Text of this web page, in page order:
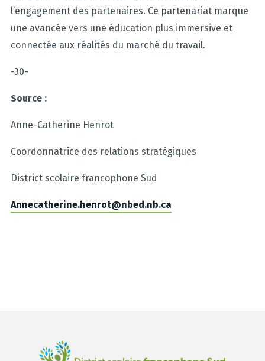
l’engagement des partenaires. Ce partenariat marque
une avancée vers une éducation plus immersive et
connectée aux réalités du marché du travail.
-30-
Source :
Anne-Catherine Henrot
Coordonnatrice des relations stratégiques
District scolaire francophone Sud
Annecatherine.henrot@nbed.nb.ca